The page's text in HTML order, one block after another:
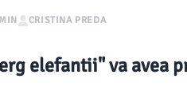
CRISTINA PREDA
elefantii" va avea